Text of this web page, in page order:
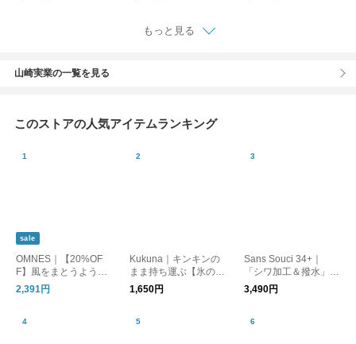
もっと見る
山崎実業の一覧を見る
このストアの人気アイテムランキング
sale
OMNES｜【20%OF
F】風をまとうように
軽やかに。一枚で決ま
る主役ロングスカート
2,391円
Kukuna｜キンキンの
まま持ち運ぶ【氷の
う】アイスパック保冷
剤 3wayスティックボ
1,650円
Sans Souci 34+｜
「シワ加工＆撥水」ス
トレッチ きれいめパ
ンツ
3,490円